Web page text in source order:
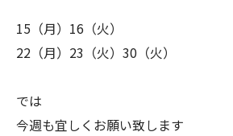
15（月）16（火）
22（月）23（火）30（火）
では
今週も宜しくお願い致します